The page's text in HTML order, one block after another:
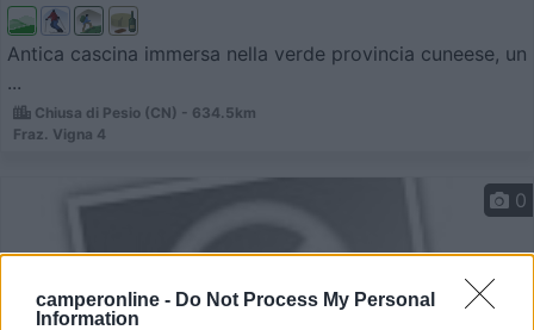
camperonline - Do Not Process My Personal
Information
Antica cascina immersa nella verde provincia cuneese, un
...
Chiusa di Pesio (CN) - 634.5km
Fraz. Vigna 4
0